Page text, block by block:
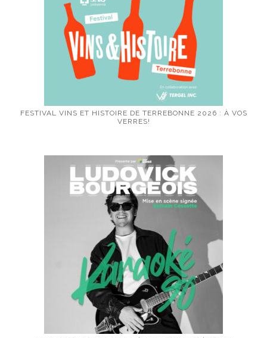
FESTIVAL VINS ET HISTOIRE DE TERREBONNE 2026 : À VOS
VERRES!